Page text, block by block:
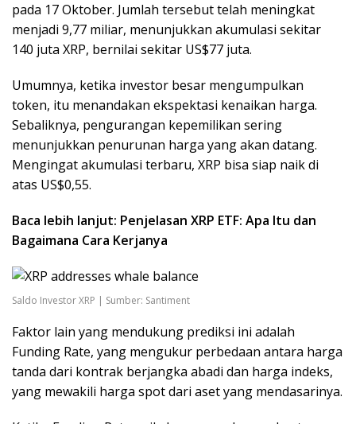
pada 17 Oktober. Jumlah tersebut telah meningkat
menjadi 9,77 miliar, menunjukkan akumulasi sekitar
140 juta XRP, bernilai sekitar US$77 juta.
Umumnya, ketika investor besar mengumpulkan
token, itu menandakan ekspektasi kenaikan harga.
Sebaliknya, pengurangan kepemilikan sering
menunjukkan penurunan harga yang akan datang.
Mengingat akumulasi terbaru, XRP bisa siap naik di
atas US$0,55.
Baca lebih lanjut: Penjelasan XRP ETF: Apa Itu dan
Bagaimana Cara Kerjanya
Saldo Investor XRP | Sumber: Santiment
Faktor lain yang mendukung prediksi ini adalah
Funding Rate, yang mengukur perbedaan antara harga
tanda dari kontrak berjangka abadi dan harga indeks,
yang mewakili harga spot dari aset yang mendasarinya.